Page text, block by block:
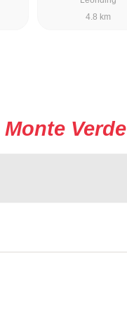
4.8 km
Monte Verde